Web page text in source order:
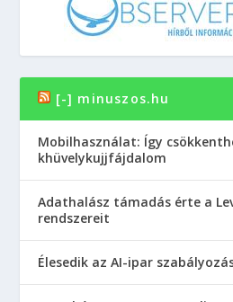
[-] minuszos.hu
Mobilhasználat: Így
khüvelykujjfájdalom
Adathalász támadás érte a
rendszereit
Élesedik az AI-ipar